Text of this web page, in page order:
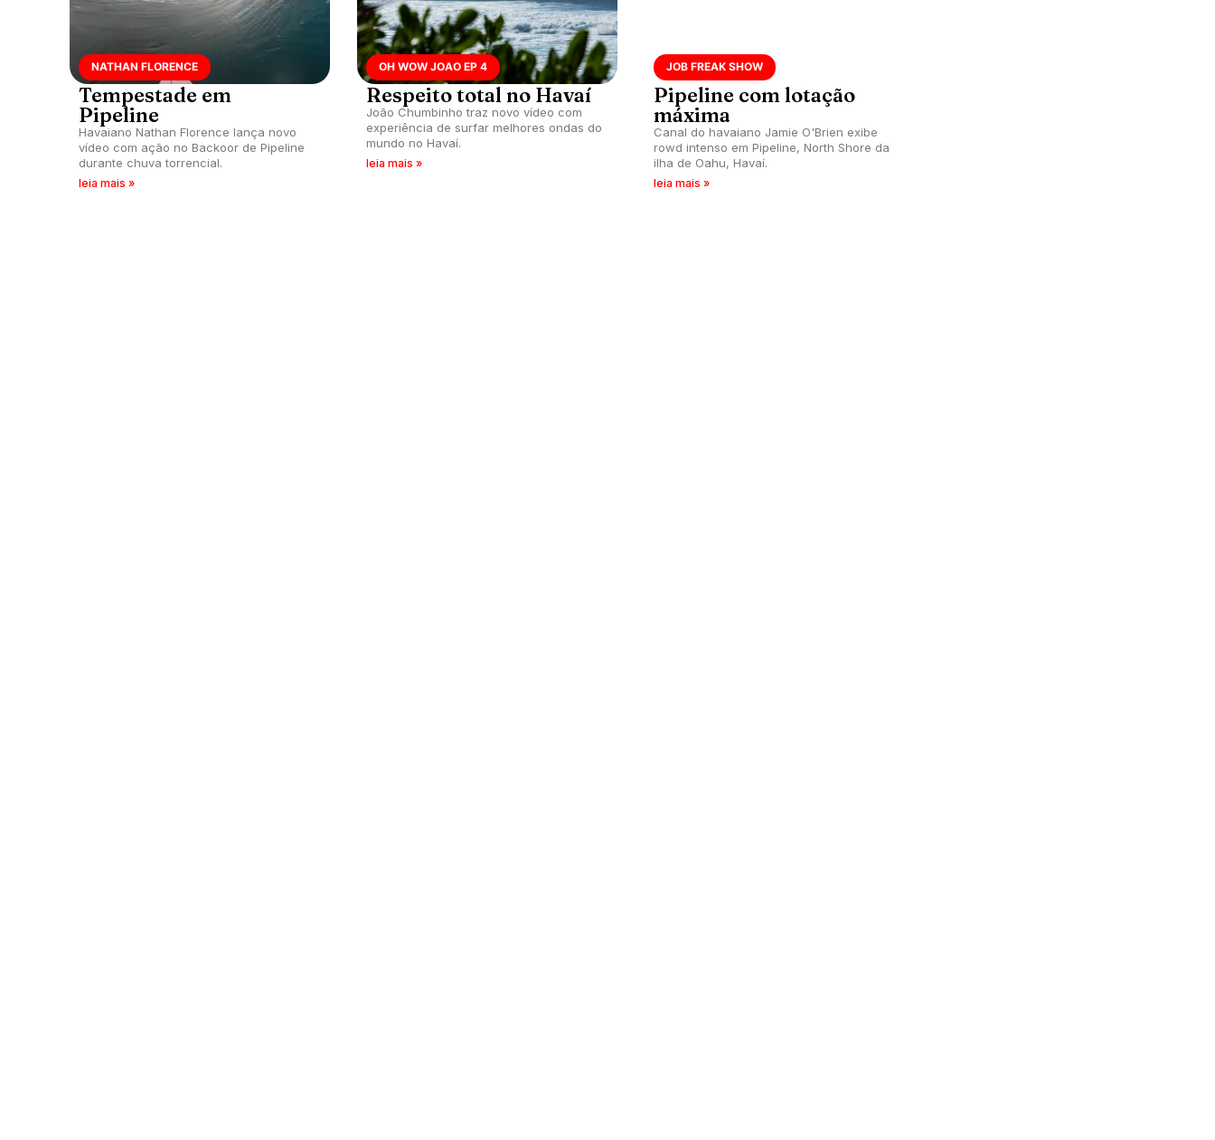
NATHAN FLORENCE
Tempestade em
Pipeline
Havaiano Nathan Florence lança novo
vídeo com ação no Backoor de Pipeline
durante chuva torrencial.
leia mais »
OH WOW JOAO EP 4
Respeito total no Havaí
João Chumbinho traz novo vídeo com
experiência de surfar melhores ondas do
mundo no Havaí.
leia mais »
JOB FREAK SHOW
Pipeline com lotação
máxima
Canal do havaiano Jamie O'Brien exibe
rowd intenso em Pipeline, North Shore da
ilha de Oahu, Havaí.
leia mais »